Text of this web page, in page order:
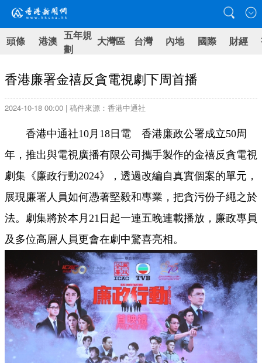
頭條 港澳 五年規
劃
大灣區 台灣 內地 國際 財經
香港廉署金禧反貪電視劇下周首播
2024-10-18 00:00 | 稿件來源：香港中通社
香港中通社10月18日電 香港廉政公署成立50周
年，推出與電視廣播有限公司攜手製作的金禧反貪電視
劇集《廉政行動2024》，透過改編自真實個案的單元，
展現廉署人員如何憑著堅毅和專業，把貪污份子繩之於
法。劇集將於本月21日起一連五晚連載播放，廉政專員
及多位高層人員更會在劇中驚喜亮相。